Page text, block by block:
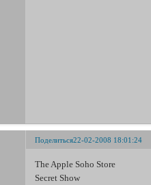
Поделиться22-02-2008 18:01:24
The Apple Soho Store
Secret Show